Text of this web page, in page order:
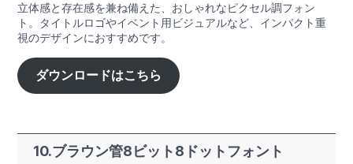
立体感と存在感を兼ね備えた、おしゃれなピクセル調フォン
ト。タイトルロゴやイベント用ビジュアルなど、インパクト重
視のデザインにおすすめです。
ダウンロードはこちら
10.ブラウン管8ビット8ドットフォント